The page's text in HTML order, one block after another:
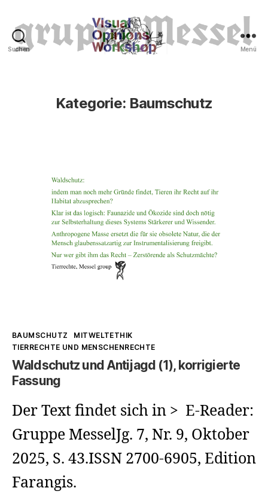
Suchen Menü
Kategorie: Baumschutz
Kategorien
BAUMSCHUTZ
MITWELTETHIK
TIERRECHTE UND MENSCHENRECHTE
Waldschutz und Antijagd (1), korrigierte
Fassung
Der Text findet sich in > E-Reader:
Gruppe MesselJg. 7, Nr. 9, Oktober
2025, S. 43.ISSN 2700-6905, Edition
Farangis.